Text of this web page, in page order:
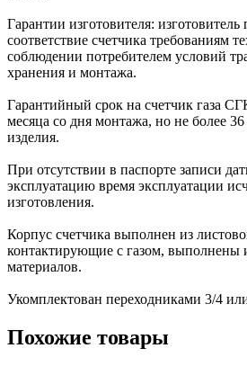
Гарантии изготовителя: изготовитель
соответствие счетчика требованиям
соблюдении потребителем условий
хранения и монтажа.
Гарантийный срок на счетчик газа
месяца со дня монтажа, но не более
изделия.
При отсутствии в паспорте записи
эксплуатацию время эксплуатации
изготовления.
Корпус счетчика выполнен из
контактирующие с газом, выполнены
материалов.
Укомплектован переходниками 3/4
Похожие товары